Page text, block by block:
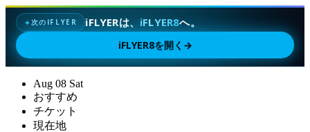
✦次のIFLYER iFLYERは、 iFLYER8へ。
iFLYER8を開く →
Aug 08 Sat
おすすめ
チケット
現在地